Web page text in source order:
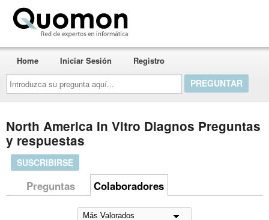
Introduzca
su
pregunta
aquí...
Home Iniciar Sesión Registro
North America In Vitro Diagnos Preguntas
y respuestas
SUSCRIBIRSE
Preguntas Colaboradores